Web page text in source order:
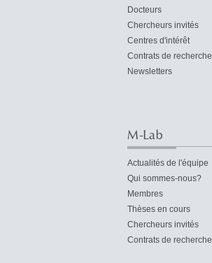
Docteurs
Chercheurs invités
Centres d'intérêt
Contrats de recherche
Newsletters
M-Lab
Actualités de l'équipe
Qui sommes-nous?
Membres
Thèses en cours
Chercheurs invités
Contrats de recherche